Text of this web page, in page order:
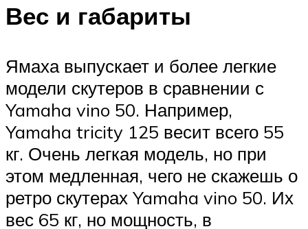
Вес и габариты
Ямаха выпускает и более легкие
модели скутеров в сравнении с
Yamaha vino 50. Например,
Yamaha tricity 125 весит всего 55
кг. Очень легкая модель, но при
этом медленная, чего не скажешь о
ретро скутерах Yamaha vino 50. Их
вес 65 кг, но мощность, в